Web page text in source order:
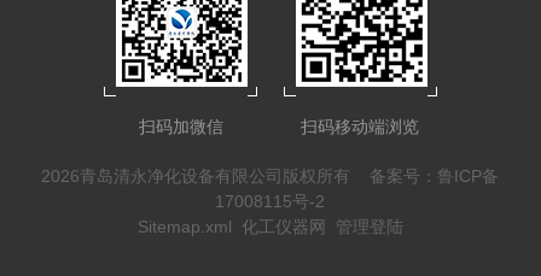
扫码加微信 扫码移动端浏览
2026青岛清永净化设备有限公司版权所有 备案号：鲁ICP备
17008115号-2
Sitemap.xml 化工仪器网 管理登陆